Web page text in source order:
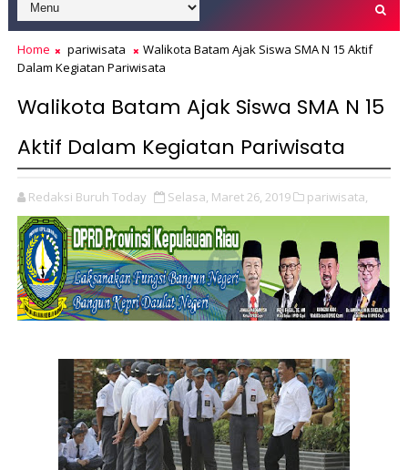
Home pariwisata
Walikota Batam Ajak Siswa SMA N 15 Aktif
Dalam Kegiatan Pariwisata
Walikota Batam Ajak Siswa SMA N 15
Aktif Dalam Kegiatan Pariwisata
Redaksi Buruh Today Selasa, Maret 26, 2019 pariwisata,